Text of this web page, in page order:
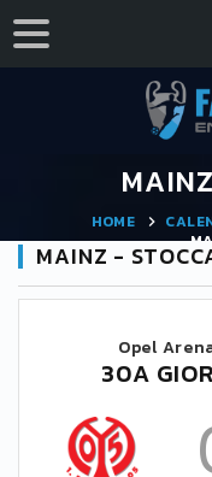
HOME
MAINZ -
Opel
30A